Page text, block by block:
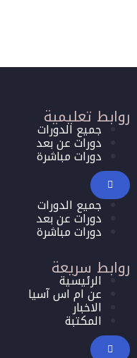
روابط تعليمية
جميع الدورات
دورات عن بعد
دورات مباشرة
جميع الدورات
دورات عن بعد
دورات مباشرة
روابط سريعة
الرئيسية
عن ام اس آسيا
الاخبار
المكتبة